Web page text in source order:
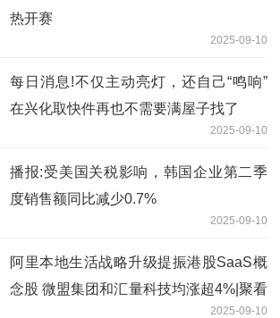
热开赛
2025-09-10
每日消息!不仅主动亮灯，还自己“鸣响”
在兴化取快件再也不需要满屋子找了
2025-09-10
播报:受美国关税影响，韩国企业第二季
度销售额同比减少0.7%
2025-09-10
阿里本地生活战略升级提振港股SaaS概
念股 微盟集团和汇量科技均涨超4%|聚看
2025-09-10